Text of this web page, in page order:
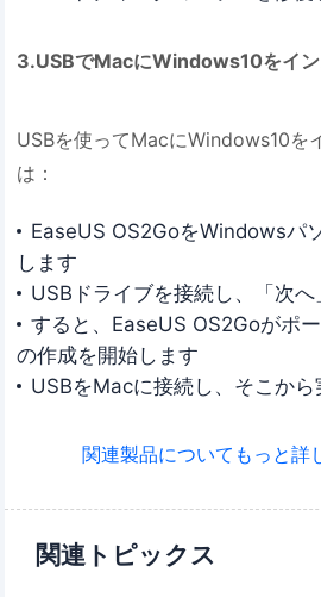
3.USBでMacにWindows10をイン
USBを使ってMacにWindows10を
は：
EaseUS OS2GoをWindowsパ
します
USBドライブを接続し、「次
すると、EaseUS OS2Goがポ
の作成を開始します
USBをMacに接続し、そこから
関連製品についてもっと詳
関連トピックス